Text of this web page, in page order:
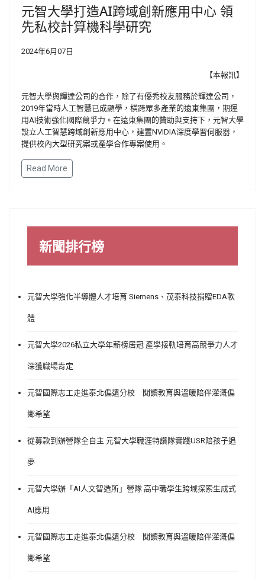
元智大學打造AI跨域創新應用中心 領
先私校計算機科學研究
2024年6月07日
【本報訊】
元智大學與輝達公司的合作，除了有優秀校友服務於輝達公司，
2019年當時人工智慧已成顯學，橫跨眾多產業的遠東集團，期運
用AI技術強化國際競爭力。在遠東集團的贊助與支持下，元智大學
設立人工智慧跨域創新應用中心，建置NVIDIA深度學習伺服器，
提供校內大型研究案或產學合作專案使用。
Read More
新聞排行榜
元智大學強化半導體人才培育 Siemens、茂泰科技捐贈EDA軟
體
元智大學2026私立大學年薪榜居冠 產學接軌培育高競爭力人才
深獲職場肯定
元智國際志工走進泰北偏遠分校 閱讀教育與溫暖陪伴灌溉偏
鄉希望
從募款到辦營隊全自主 元智大學職涯特讚隊實踐USR陪孩子追
夢
元智大學辦「AI人文智造所」營隊 高中職學生跨域探索生成式
AI應用
元智國際志工走進泰北偏遠分校 閱讀教育與溫暖陪伴灌溉偏
鄉希望